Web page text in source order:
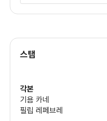
장 로슈포르
스탭
각본
기욤 카네
필립 레페브레